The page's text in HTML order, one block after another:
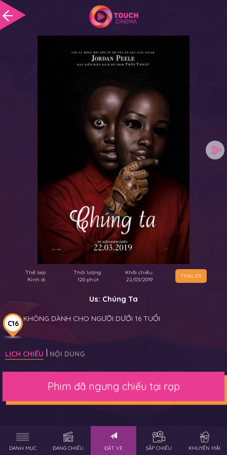
Thể loại:
Kinh dị
Thời lượng:
120 phút
Khởi chiếu:
22/03/2019
TRAILER
Us: Chúng Ta
C16
KHÔNG DÀNH CHO NGƯỜI DƯỚI 16 TUỔI
LỊCH CHIẾU NỘI DUNG
Phim đã ngưng chiếu tại rạp
DANH MỤC ĐANG CHIẾU ĐẶT VÉ SẮP CHIẾU KHUYẾN MÃI